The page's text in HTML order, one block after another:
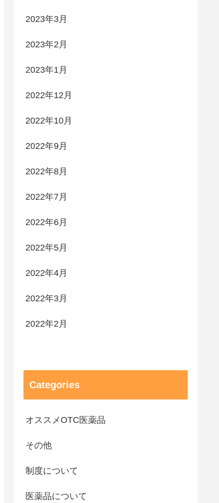
2023年3月
2023年2月
2023年1月
2022年12月
2022年10月
2022年9月
2022年8月
2022年7月
2022年6月
2022年5月
2022年4月
2022年3月
2022年2月
Categories
オススメOTC医薬品
その他
制度について
医薬品について